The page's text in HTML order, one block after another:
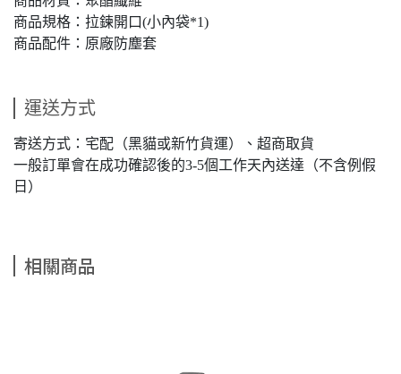
商品規格：拉鍊開口(小內袋*1)
商品配件：原廠防塵套
運送方式
寄送方式：宅配（黑貓或新竹貨運）、超商取貨
一般訂單會在成功確認後的3-5個工作天內送達（不含例假
日）
相關商品